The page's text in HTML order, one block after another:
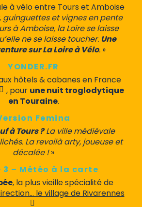
à vélo entre Tours et Amboise
guinguettes et vignes en pente
à Amboise, la Loire se laisse
ne se laisse toucher. Une
sur La Loire à Vélo.»
YONDER.FR
hôtels & cabanes en France
, pour une nuit troglodytique
en Touraine.
Femina
à Tours ?La ville médiévale
La revoilà arty, joueuse et
décalée !»
3 – Météo à la carte
, la plus vieille spécialité de
le village de Rivarennes